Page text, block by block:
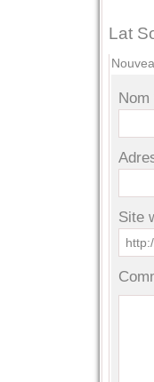
Lat
Nom
Site